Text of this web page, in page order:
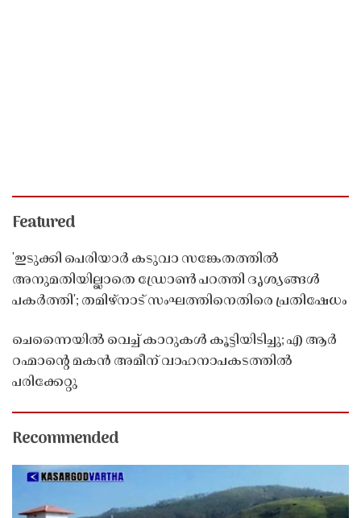
Featured
'ഇടുക്കി പെരിയാർ കടുവാ സങ്കേതത്തിൽ
അനുമതിയില്ലാതെ ഡ്രോൺ പറത്തി ദൃശ്യങ്ങൾ
പകർത്തി'; തമിഴ്നാട് സംഘത്തിനെതിരെ പ്രതിഷേധം
ചെന്നൈയിൽ വെച്ച് കാറുകൾ കൂട്ടിയിടിച്ചു; എ ആർ
റഹ്മാൻ്റെ മകൻ അമീന് വാഹനാപകടത്തിൽ
പരിക്കേറ്റു
Recommended